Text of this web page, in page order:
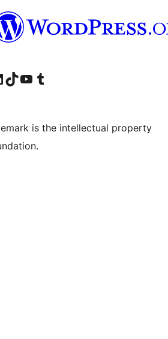
konto
LinkedIn-konto
Visit our TikTok account
Visit our YouTube channel
Visit our Tumblr account
is the intellectual property